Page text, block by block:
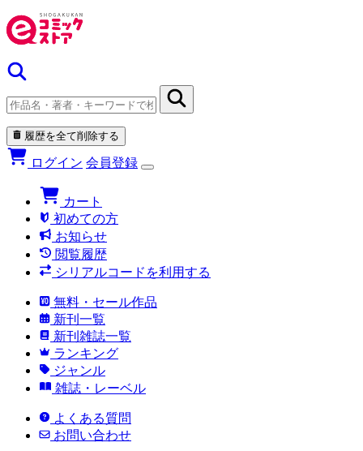
履歴を全て削除する
ログイン 会員登録
カート
初めての方
お知らせ
閲覧履歴
シリアルコードを利用する
無料・セール作品
新刊一覧
新刊雑誌一覧
ランキング
ジャンル
雑誌・レーベル
よくある質問
お問い合わせ